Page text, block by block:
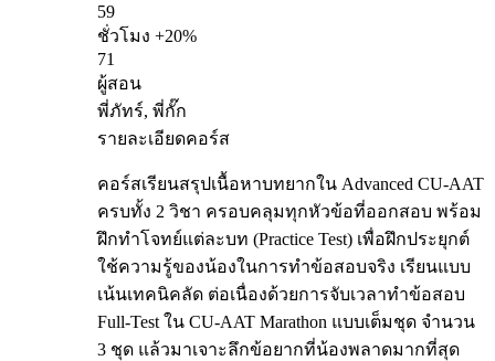
59
ชั่วโมง +20%
71
ผู้สอน
พี่ภัทร์, พี่กั๊ก
รายละเอียดคอร์ส
คอร์สเรียนสรุปเนื้อหาบทยากใน Advanced CU-AAT
ครบทั้ง 2 วิชา ครอบคลุมทุกหัวข้อที่ออกสอบ พร้อม
ฝึกทำโจทย์แต่ละบท (Practice Test) เพื่อฝึกประยุกต์
ใช้ความรู้ของน้องในการทำข้อสอบจริง เรียนแบบ
เน้นเทคนิคลัด ต่อเนื่องด้วยการจับเวลาทำข้อสอบ
Full-Test ใน CU-AAT Marathon แบบเต็มชุด จำนวน
3 ชุด แล้วมาเจาะลึกข้อยากที่น้องพลาดมากที่สุด